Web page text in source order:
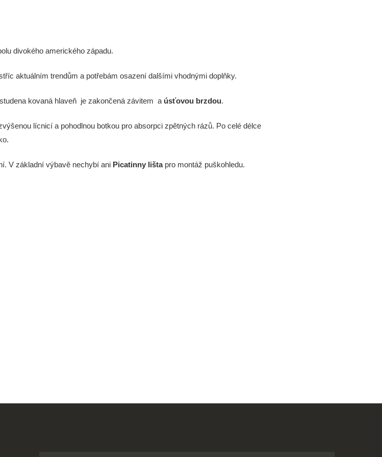
divokého amerického západu.
aktuálním trendům a potřebám osazení dalšími vhodnými doplňky.
kovaná hlaveň je zakončená závitem a úsťovou brzdou.
lícnicí a pohodlnou botkou pro absorpci zpětných rázů. Po celé délce
V základní výbavě nechybí ani Picatinny lišta pro montáž puškohledu.